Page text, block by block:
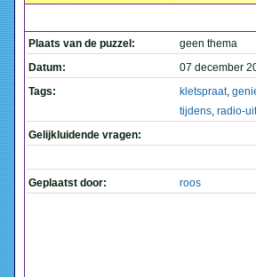
Plaats van de puzzel:
geen thema
Datum:
07 december
Tags:
kletspraat,
tijdens, radio-
Gelijkluidende vragen:
Geplaatst door: roos